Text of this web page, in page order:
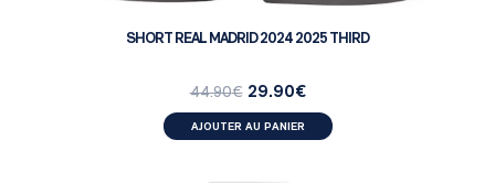
SHORT REAL MADRID 2024 2025 THIRD
44.90€ 29.90€
AJOUTER AU PANIER